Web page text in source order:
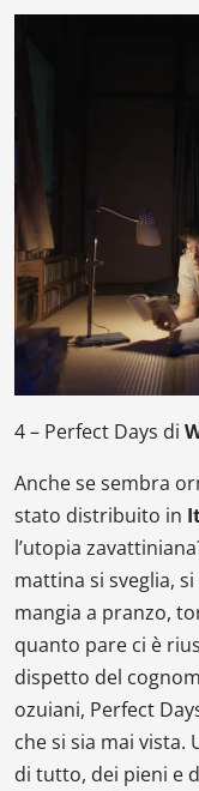
4 – Perfect Days di
Anche se sembra
stato distribuito in
l’utopia
mattina si sveglia,
mangia a pranzo,
quanto pare ci è
dispetto del
ozuiani, Perfect
che si sia mai
di tutto, dei pieni e